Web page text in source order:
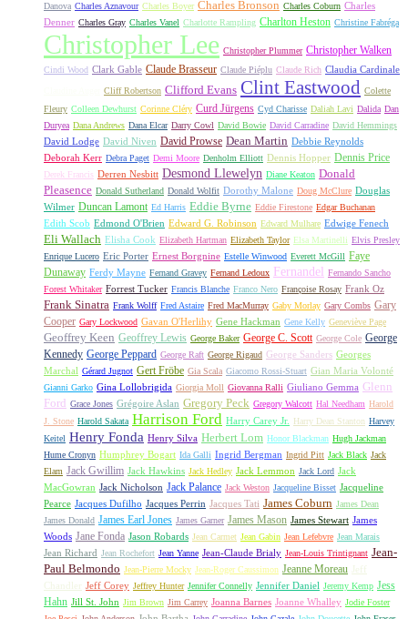
Danova Charles Aznavour Charles Boyer Charles Bronson Charles Coburn Charles
Denner Charles Gray Charles Vanel Charlotte Rampling Charlton Heston Christine Fabréga
Christopher Lee Christopher Plummer Christopher Walken
Cindi Wood Clark Gable Claude Brasseur Claude Piéplu Claude Rich Claudia Cardinale
Cliff Robertson Clifford Evans Clint Eastwood Colette
Fleury Colleen Dewhurst Corinne Cléry Curd Jürgens Cyd Charisse Daliah Lavi Dalida Dan
Duryea Dana Andrews Dana Elcar Darry Cowl David Bowie David Carradine David Hemmings
David Lodge David Niven David Prowse Dean Martin Debbie Reynolds
Deborah Kerr Debra Paget Demi Moore Denholm Elliott Dennis Hopper Dennis Price
Derek Francis Derren Nesbitt Desmond Llewelyn Diane Keaton Donald
Pleasence Donald Sutherland Donald Wolfit Dorothy Malone Doug McClure Douglas
Wilmer Duncan Lamont Ed Harris Eddie Byrne Eddie Firestone Edgar Buchanan
Edith Scob Edmond O'Brien Edward G. Robinson Edward Mulhare Edwige Fenech
Eli Wallach Elisha Cook Elizabeth Hartman Elizabeth Taylor Elsa Martinelli Elvis Presley
Enrique Lucero Eric Porter Ernest Borgnine Estelle Winwood Everett McGill Faye
Dunaway Ferdy Mayne Fernand Gravey Fernand Ledoux Fernandel Fernando Sancho
Forest Whitaker Forrest Tucker Francis Blanche Franco Nero Françoise Rosay Frank Oz
Frank Sinatra Frank Wolff Fred Astaire Fred MacMurray Gaby Morlay Gary Combs Gary
Cooper Gary Lockwood Gavan O'Herlihy Gene Hackman Gene Kelly Geneviève Page
Geoffrey Keen Geoffrey Lewis George Baker George C. Scott George Cole George
Kennedy George Peppard George Raft George Rigaud George Sanders Georges
Marchal Gérard Jugnot Gert Fröbe Gia Scala Giacomo Rossi-Stuart Gian Maria Volonté
Gianni Garko Gina Lollobrigida Giorgia Moll Giovanna Ralli Giuliano Gemma Glenn
Ford Grace Jones Grégoire Aslan Gregory Peck Gregory Walcott Hal Needham Harold
J. Stone Harold Sakata Harrison Ford Harry Carey Jr. Harry Dean Stanton Harvey
Keitel Henry Fonda Henry Silva Herbert Lom Honor Blackman Hugh Jackman
Hume Cronyn Humphrey Bogart Ida Galli Ingrid Bergman Ingrid Pitt Jack Black Jack
Elam Jack Gwillim Jack Hawkins Jack Hedley Jack Lemmon Jack Lord Jack
MacGowran Jack Nicholson Jack Palance Jack Weston Jacqueline Bisset Jacqueline
Pearce Jacques Dufilho Jacques Perrin Jacques Tati James Coburn James Dean
James Donald James Earl Jones James Garner James Mason James Stewart James
Woods Jane Fonda Jason Robards Jean Carmet Jean Gabin Jean Lefebvre Jean Marais
Jean Richard Jean Rochefort Jean Yanne Jean-Claude Brialy Jean-Louis Trintignant Jean-
Paul Belmondo Jean-Pierre Mocky Jean-Roger Caussimon Jeanne Moreau Jeff
Chandler Jeff Corey Jeffrey Hunter Jennifer Connelly Jennifer Daniel Jeremy Kemp Jess
Hahn Jill St. John Jim Brown Jim Carrey Joanna Barnes Joanne Whalley Jodie Foster